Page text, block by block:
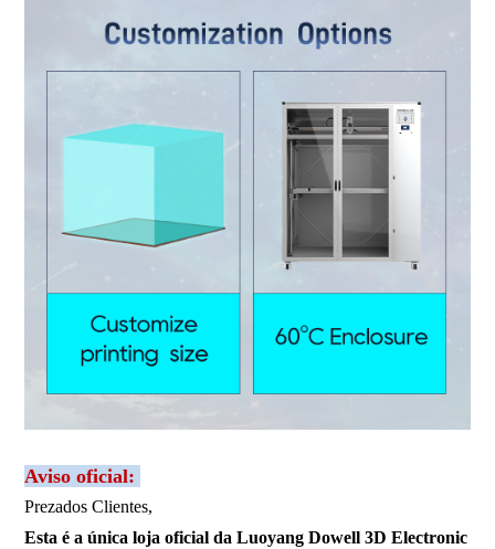
Aviso oficial:
Prezados Clientes,
Esta é a única loja oficial da Luoyang Dowell 3D Electronic